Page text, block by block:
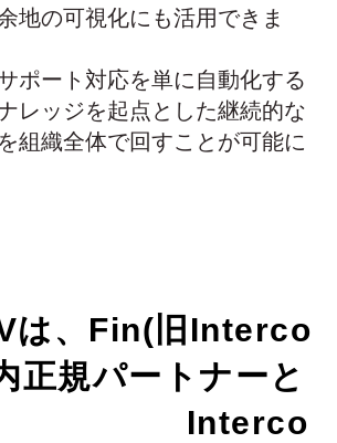
地の可視化にも活用できま
ポート対応を単に自動化する
レッジを起点とした継続的な
組織全体で回すことが可能に
、 Fin(旧Interco
正規パートナーと
Interco